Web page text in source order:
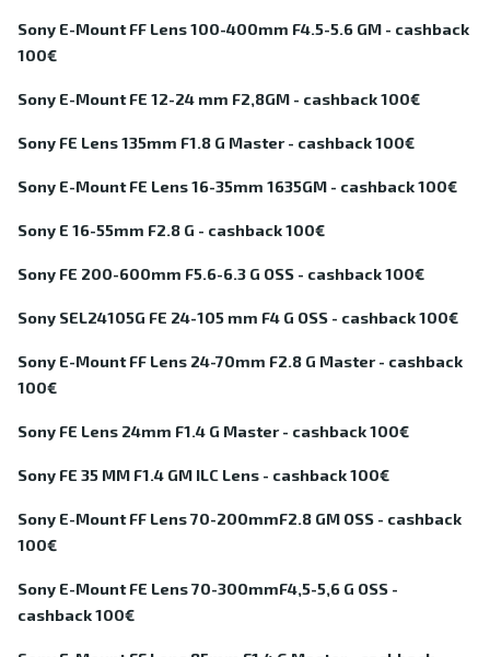
Sony E-Mount FF Lens 100-400mm F4.5-5.6 GM - cashback
100€
Sony E-Mount FE 12-24 mm F2,8GM - cashback 100€
Sony FE Lens 135mm F1.8 G Master - cashback 100€
Sony E-Mount FE Lens 16-35mm 1635GM - cashback 100€
Sony E 16-55mm F2.8 G - cashback 100€
Sony FE 200-600mm F5.6-6.3 G OSS - cashback 100€
Sony SEL24105G FE 24-105 mm F4 G OSS - cashback 100€
Sony E-Mount FF Lens 24-70mm F2.8 G Master - cashback
100€
Sony FE Lens 24mm F1.4 G Master - cashback 100€
Sony FE 35 MM F1.4 GM ILC Lens - cashback 100€
Sony E-Mount FF Lens 70-200mmF2.8 GM OSS - cashback
100€
Sony E-Mount FE Lens 70-300mmF4,5-5,6 G OSS -
cashback 100€